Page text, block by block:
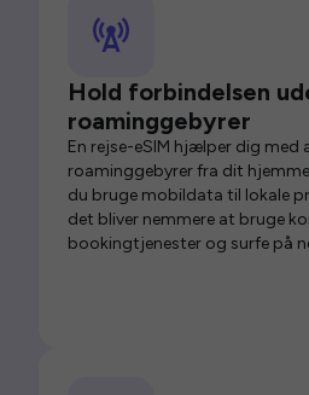
Hold forbindelsen
roaminggebyrer
En rejse-eSIM hjælper dig med
roaminggebyrer fra dit
du bruge mobildata til lokale
det bliver nemmere at bruge
bookingtjenester og surfe på